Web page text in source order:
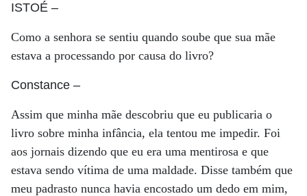
ISTOÉ –
Como a senhora se sentiu quando soube que sua mãe
estava a processando por causa do livro?
Constance –
Assim que minha mãe descobriu que eu publicaria o
livro sobre minha infância, ela tentou me impedir. Foi
aos jornais dizendo que eu era uma mentirosa e que
estava sendo vítima de uma maldade. Disse também que
meu padrasto nunca havia encostado um dedo em mim,